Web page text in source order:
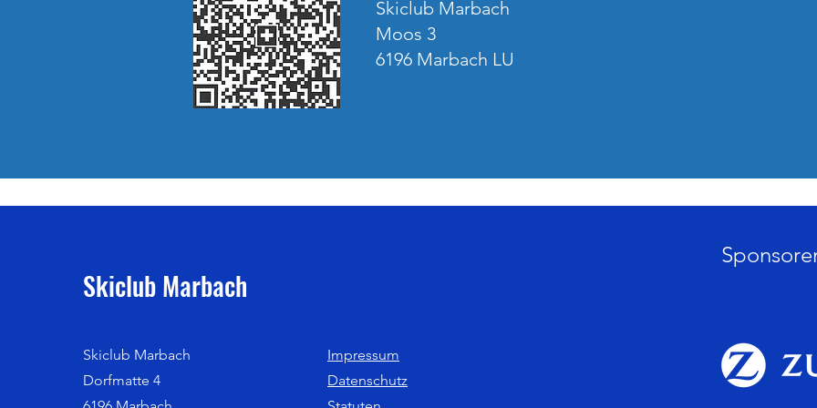
Skiclub Marbach
Moos 3
6196 Marbach LU
Skiclub Marbach
Skiclub Marbach
Dorfmatte 4
Impressum
Datenschutz